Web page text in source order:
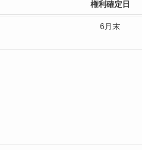
権利確定日
6月末